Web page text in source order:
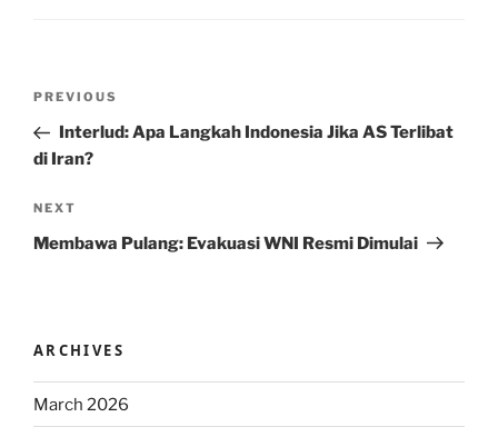
Previous
Post
PREVIOUS
Interlud: Apa Langkah Indonesia Jika AS Terlibat
di Iran?
Next
Post
NEXT
Membawa Pulang: Evakuasi WNI Resmi Dimulai
ARCHIVES
March 2026